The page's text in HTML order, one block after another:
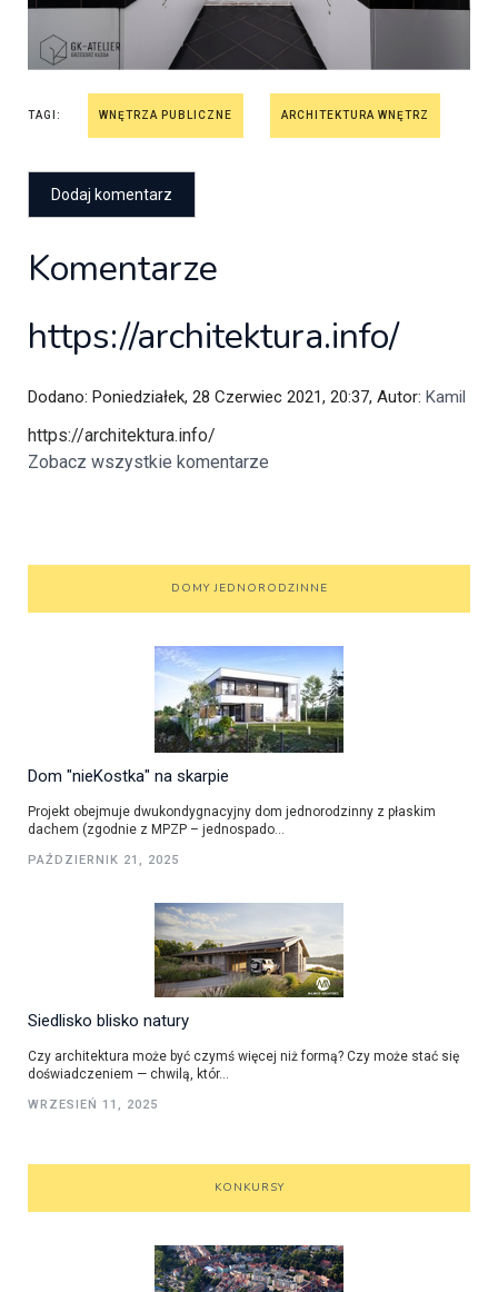
TAGI: WNĘTRZA PUBLICZNE ARCHITEKTURA WNĘTRZ
Komentarze
https://architektura.info/
Dodano: Poniedziałek, 28 Czerwiec 2021, 20:37, Autor: Kamil
https://architektura.info/
Zobacz wszystkie komentarze
DOMY JEDNORODZINNE
Dom "nieKostka" na skarpie
Projekt obejmuje dwukondygnacyjny dom jednorodzinny z płaskim
dachem (zgodnie z MPZP – jednospado...
PAŹDZIERNIK 21, 2025
Siedlisko blisko natury
Czy architektura może być czymś więcej niż formą? Czy może stać się
doświadczeniem — chwilą, któr...
WRZESIEŃ 11, 2025
KONKURSY